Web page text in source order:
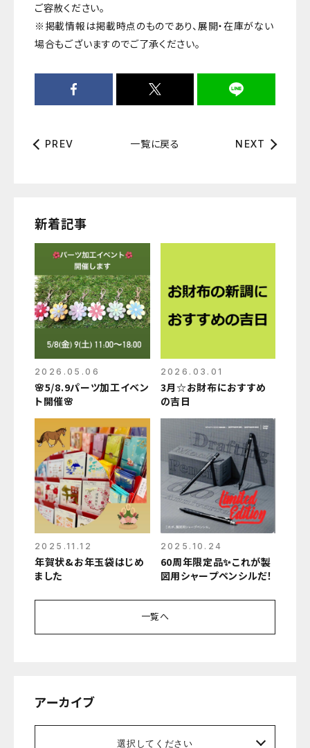
ご容赦ください。
※掲載情報は掲載時点のものであり、展開・在庫がない
場合もございますのでご了承ください。
PREV 一覧に戻る NEXT
新着記事
2026.05.06
🌸5/8.9パーツ加工イベン
ト開催🌸
2026.03.01
3月☆お財布におすすめ
の吉日
2025.11.12
年賀状&お年玉袋はじめ
ました
2025.10.24
60周年限定品✨これが製
図用シャープペンシルだ！
一覧へ
アーカイブ
選択してください